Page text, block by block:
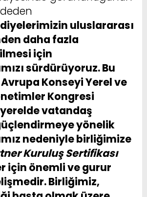
uluslararası
daha fazla
için
sürdürüyoruz. Bu
Konseyi Yerel ve
Kongresi
vatandaş
yönelik
nedeniyle birliğimize
Kuruluş Sertifikası
için önemli ve gurur
Birliğimiz,